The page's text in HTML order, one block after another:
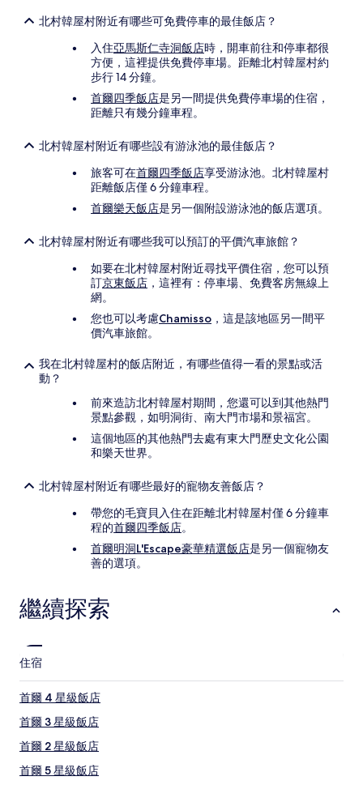
北村韓屋村附近有哪些可免費停車的最佳飯店？
入住亞馬斯仁寺洞飯店時，開車前往和停車都很
方便，這裡提供免費停車場。距離北村韓屋村約
步行 14 分鐘。
首爾四季飯店是另一間提供免費停車場的住宿，
距離只有幾分鐘車程。
北村韓屋村附近有哪些設有游泳池的最佳飯店？
旅客可在首爾四季飯店享受游泳池。北村韓屋村
距離飯店僅 6 分鐘車程。
首爾樂天飯店是另一個附設游泳池的飯店選項。
北村韓屋村附近有哪些我可以預訂的平價汽車旅館？
如要在北村韓屋村附近尋找平價住宿，您可以預
訂京東飯店 ，這裡有：停車場、免費客房無線上
網。
您也可以考慮Chamisso ，這是該地區另一間平
價汽車旅館。
我在北村韓屋村的飯店附近，有哪些值得一看的景點或活
動？
前來造訪北村韓屋村期間，您還可以到其他熱門
景點參觀，如明洞街、南大門市場和景福宮。
這個地區的其他熱門去處有東大門歷史文化公園
和樂天世界。
北村韓屋村附近有哪些最好的寵物友善飯店？
帶您的毛寶貝入住在距離北村韓屋村僅 6 分鐘車
程的首爾四季飯店。
首爾明洞L'Escape豪華精選飯店是另一個寵物友
善的選項。
繼續探索
住宿
首爾 4 星級飯店
首爾 3 星級飯店
首爾 2 星級飯店
首爾 5 星級飯店